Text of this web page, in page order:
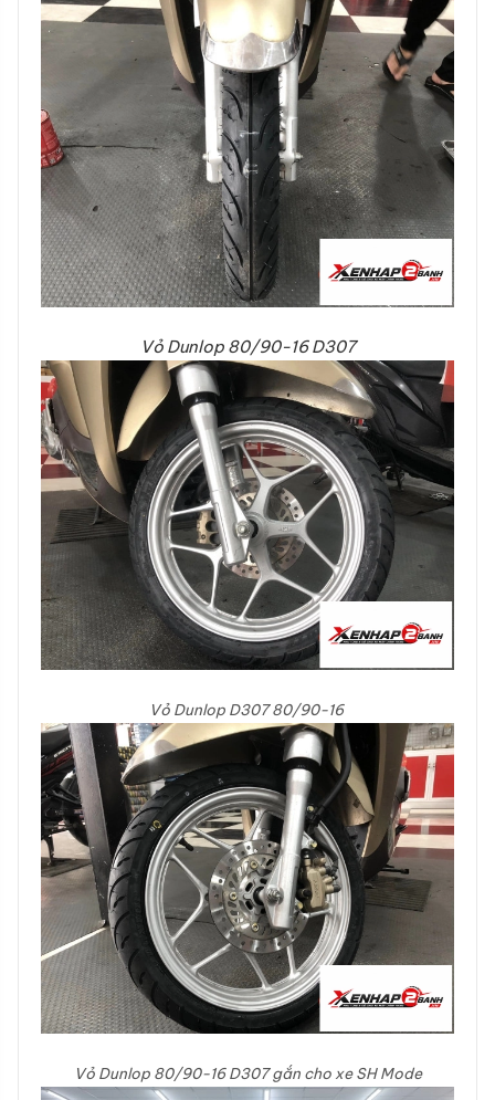
Vỏ Dunlop 80/90-16 D307
Vỏ Dunlop D307 80/90-16
Vỏ Dunlop 80/90-16 D307 gắn cho xe SH Mode